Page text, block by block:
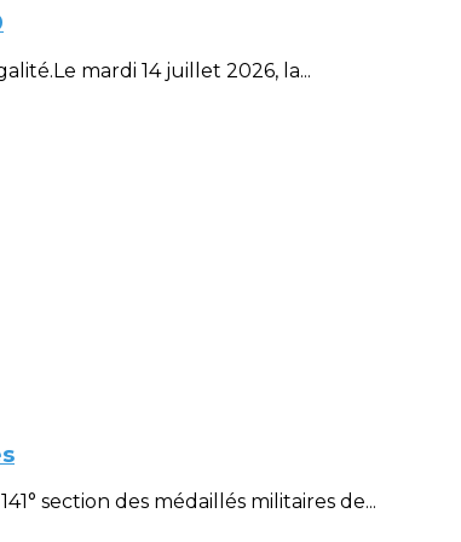
mardi 14 juillet 2026, la...
section des médaillés militaires de...